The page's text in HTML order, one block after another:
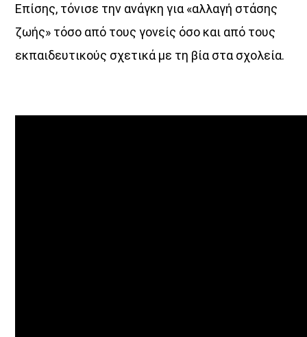
Επίσης, τόνισε την ανάγκη για «αλλαγή στάσης
ζωής» τόσο από τους γονείς όσο και από τους
εκπαιδευτικούς σχετικά με τη βία στα σχολεία.